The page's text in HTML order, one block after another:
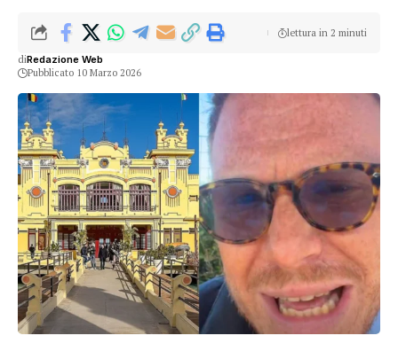
diRedazione Web
Pubblicato 10 Marzo 2026
lettura in 2 minuti